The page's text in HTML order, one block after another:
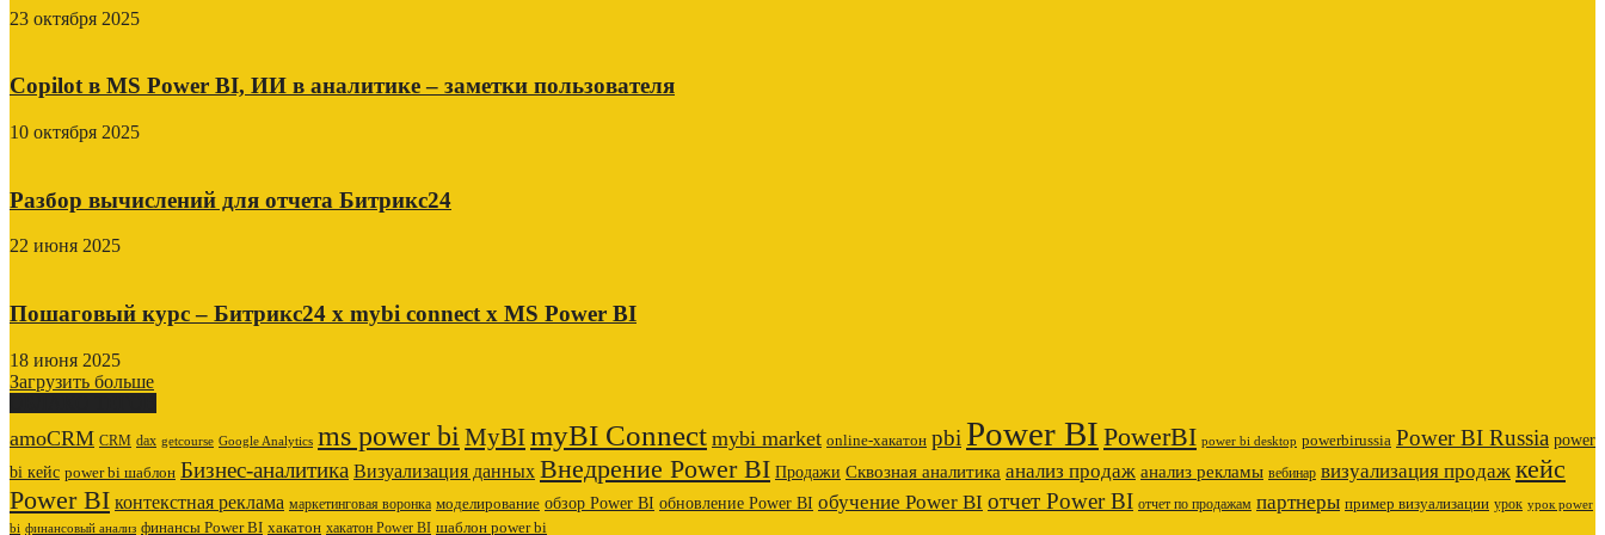
23 октября 2025
Copilot в MS Power BI, ИИ в аналитике – заметки пользователя
10 октября 2025
Разбор вычислений для отчета Битрикс24
22 июня 2025
Пошаговый курс – Битрикс24 х mybi connect х MS Power BI
18 июня 2025
Загрузить больше
amoCRM CRM dax getcourse Google Analytics ms power bi MyBImyBI Connect mybi market online-хакатон pbi Power BI PowerBI power bi desktop powerbirussia Power BI Russia power
bi кейс power bi шаблон Бизнес-аналитика Визуализация данных Внедрение Power BI Продажи Сквозная аналитика анализ продаж анализ рекламы вебинар визуализация продаж кейс
Power BI контекстная реклама маркетинговая воронка моделирование обзор Power BI обновление Power BI обучение Power BI отчет Power BI отчет по продажам партнеры пример визуализации урок урок power
bi финансовый анализ финансы Power BI хакатон хакатон Power BI шаблон power bi